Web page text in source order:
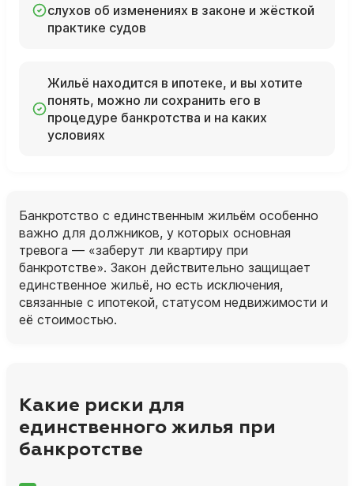
слухов об изменениях в законе и жёсткой
практике судов
Жильё находится в ипотеке, и вы хотите
понять, можно ли сохранить его в
процедуре банкротства и на каких
условиях
Банкротство с единственным жильём особенно
важно для должников, у которых основная
тревога — «заберут ли квартиру при
банкротстве». Закон действительно защищает
единственное жильё, но есть исключения,
связанные с ипотекой, статусом недвижимости и
её стоимостью.
Какие риски для
единственного жилья при
банкротстве